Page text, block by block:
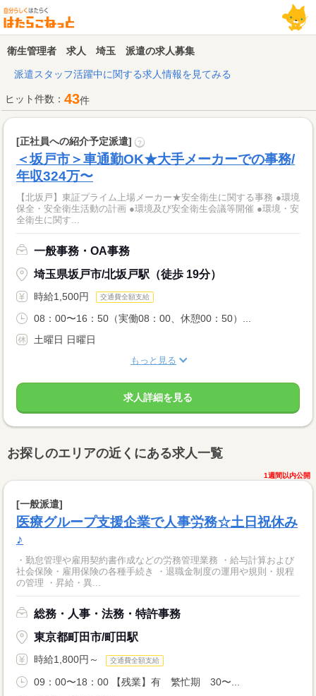
衛生管理者 求人 埼玉 派遣の求人募集
派遣スタッフ活躍中に関する求人情報を見てみる
ヒット件数： 43件
[正社員への紹介予定派遣] ?
＜坂戸市＞車通勤OK★大手メーカーでの事務/
年収324万〜
【北坂戸】東証プライム上場メーカー★安全衛生に関する事務 ●環境
保全・安全衛生活動の計画 ●環境及び安全衛生会議等開催 ●環境・安
全衛生に関す...
一般事務・OA事務
埼玉県坂戸市/北坂戸駅（徒歩 19分）
時給1,500円 交通費全額支給
08：00〜16：50（実働08：00、休憩00：50）...
土曜日 日曜日
もっと見る
求人詳細を見る
お探しのエリアの近くにある求人一覧
1週間以内公開
[一般派遣]
医療グループ支援企業で人事労務☆土日祝休み
♪
・勤怠管理や雇用契約書作成などの労務管理業務 ・給与計算および
社会保険・雇用保険の各種手続き ・退職金制度の運用や規則・規程
の管理 ・昇給・異...
総務・人事・法務・特許事務
東京都町田市/町田駅
時給1,800円～ 交通費全額支給
09：00〜18：00 【残業】有 繁忙期 30〜...